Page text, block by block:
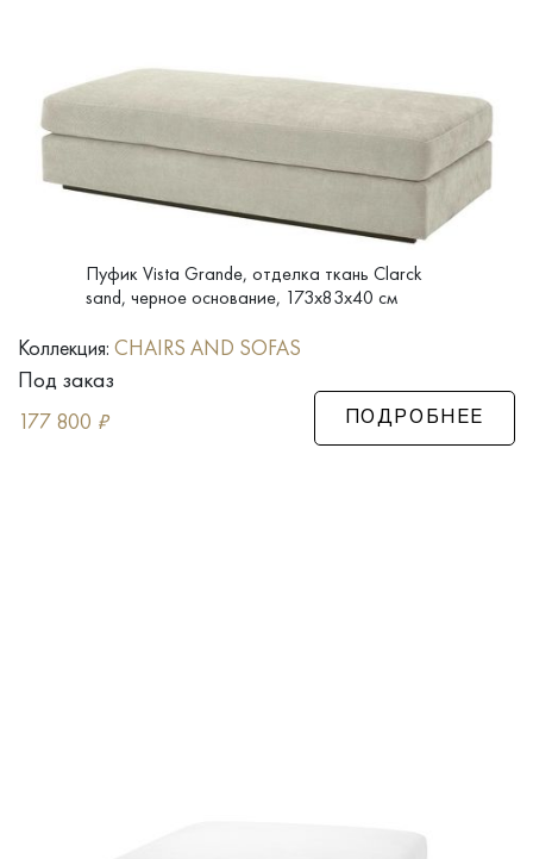
Пуфик Vista Grande, отделка ткань Clarck
sand, черное основание, 173x83x40 см
Коллекция: CHAIRS AND SOFAS
Под заказ
177 800 ₽ ПОДРОБНЕЕ